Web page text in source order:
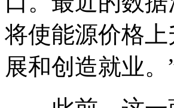
将使能源价格
展和创造就业。